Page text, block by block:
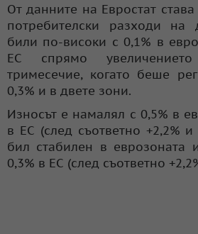
От данните на Евростат
потребителски разходи на
били по-високи с 0,1% в
ЕС спрямо
тримесечие, когато беше
0,3% и в двете зони.
Износът е намалял с 0,5% в
в ЕС (след съответно +2,2% и
бил стабилен в еврозоната
0,3% в ЕС (след съответно